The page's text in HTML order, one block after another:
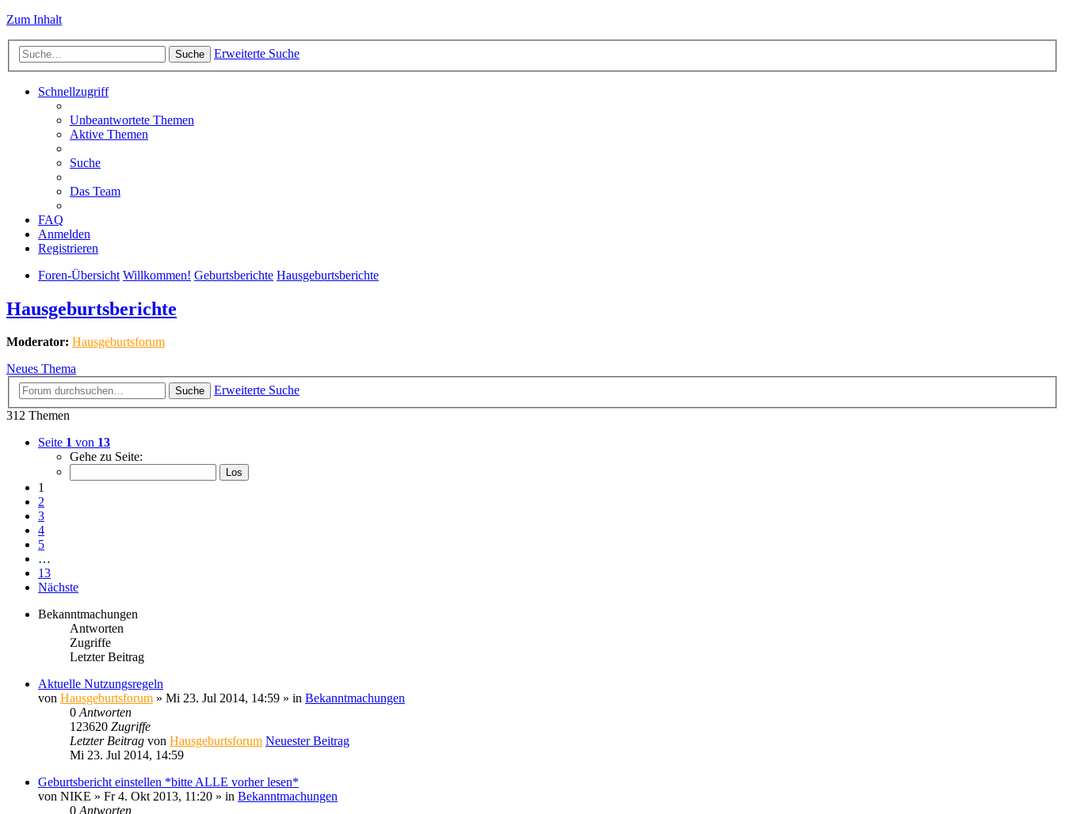
Zum Inhalt
Suche Erweiterte Suche
Schnellzugriff
Unbeantwortete Themen
Aktive Themen
Suche
Das Team
FAQ
Anmelden
Registrieren
Foren-Übersicht Willkommen! Geburtsberichte Hausgeburtsberichte
Hausgeburtsberichte
Moderator: Hausgeburtsforum
Neues Thema
Suche
Erweiterte Suche
312 Themen
Seite 1 von 13
Gehe zu Seite:
1
2
3
4
5
…
13
Nächste
Bekanntmachungen
Antworten
Zugriffe
Letzter Beitrag
Aktuelle Nutzungsregeln
von Hausgeburtsforum » Mi 23. Jul 2014, 14:59 » in Bekanntmachungen
0 Antworten
123620 Zugriffe
Letzter Beitrag von Hausgeburtsforum Neuester Beitrag
Mi 23. Jul 2014, 14:59
Geburtsbericht einstellen *bitte ALLE vorher lesen*
von NIKE » Fr 4. Okt 2013, 11:20 » in Bekanntmachungen
0 Antworten